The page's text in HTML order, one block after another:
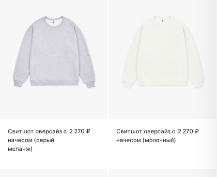
Свитшот оверсайз с
начесом (серый
меланж)
2 270 ₽
Свитшот оверсайз с
начесом (молочный)
2 270 ₽